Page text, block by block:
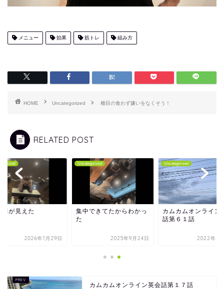
メニュー 効果 筋トレ 組み方
HOME Uncategorized 種目の食わず嫌いをなくそう！
RELATED POST
扉が見えた
2026年1月29日
Uncategorized
集中できてたからわかっ
た
2025年9月24日
Uncategorized
カムカムオンライン
話第６１話
2022年7
カムカムオンライン英会話第１７話